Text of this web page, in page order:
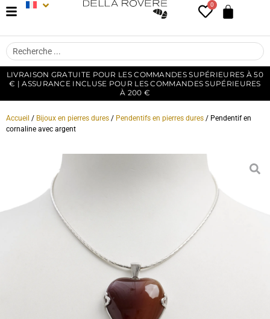
0
LIVRAISON GRATUITE POUR LES COMMANDES SUPÉRIEURES À 50
€ | ASSURANCE INCLUSE POUR LES COMMANDES SUPÉRIEURES
À 200 €
Accueil / Bijoux en pierres dures / Pendentifs en pierres dures / Pendentif en
cornaline avec argent